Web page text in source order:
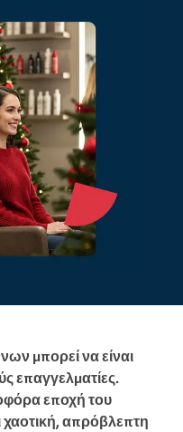
μπορεί να είναι
επαγγελματίες.
εποχή του
απρόβλεπτη